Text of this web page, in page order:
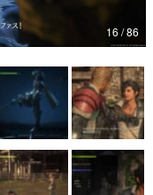
16 / 86